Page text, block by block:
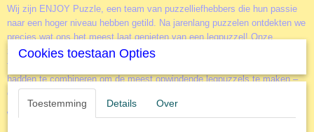
Enjoy
Formaat gelegde puzzel
68x 48 cm
Wij zijn ENJOY Puzzle, een team van puzzelliefhebbers die hun passie
naar een hoger niveau hebben getild. Na jarenlang puzzelen ontdekten we
precies wat ons het meest laat genieten van een legpuzzel! Onze
zoektocht naar de perfecte puzzel veranderde al snel in een droomproject
toen we besloten om alle ideale eigenschappen die we in gedachten
hadden te combineren om de meest opwindende legpuzzels te maken –
en zo werd ENJOY Puzzle werkelijkheid!
Waarom heten we ENJOY Puzzle?
Cookies toestaan Opties
Toestemming Details Over